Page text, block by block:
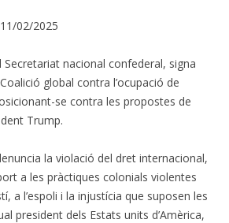
11/02/2025
Secretariat nacional confederal, signa
global contra l’ocupació de
se contra les propostes de
Trump.
la violació del dret internacional,
a les pràctiques colonials violentes
a l’espoli i la injustícia que suposen les
president dels Estats units d’Amèrica,